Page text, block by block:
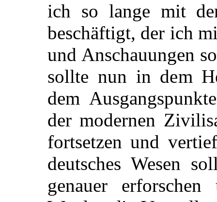
ich so lange mit
beschäftigt, der ich
und Anschauungen
sollte nun in dem
dem
der modernen
fortsetzen und
deutsches Wesen
genauer